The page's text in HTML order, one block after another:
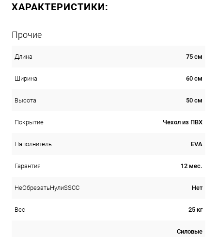
ХАРАКТЕРИСТИКИ:
Прочие
Длина 75 см
Ширина 60 см
Высота 50 см
Покрытие Чехол из ПВХ
Наполнитель EVA
Гарантия 12 мес.
НеОбрезатьНулиSSCC Нет
Вес 25 кг
Силовые